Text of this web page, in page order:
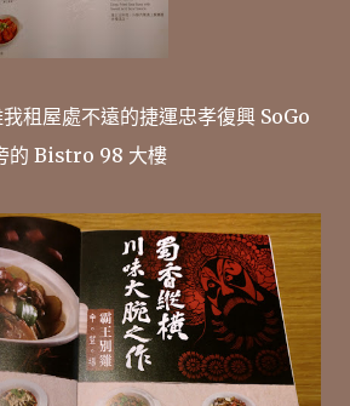
租屋處不遠的捷運忠孝復興 SoGo
的 Bistro 98 大樓